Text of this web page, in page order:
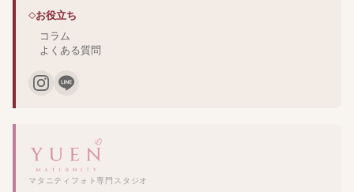
お役立ち
コラム
よくある質問
マタニティフォト専門スタジオ